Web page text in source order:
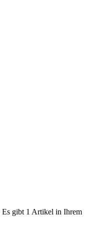
Es gibt 1 Artikel in Ihrem